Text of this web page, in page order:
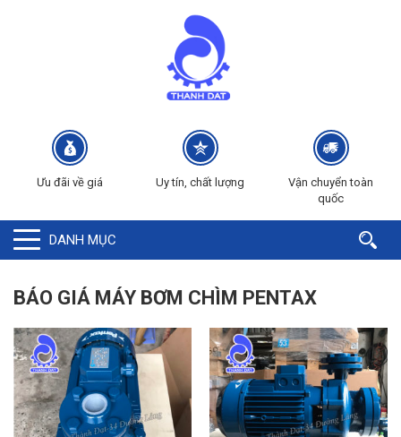
Ưu đãi về giá Uy tín, chất lượng
Vận chuyển toàn
quốc
DANH MỤC
BÁO GIÁ MÁY BƠM CHÌM PENTAX